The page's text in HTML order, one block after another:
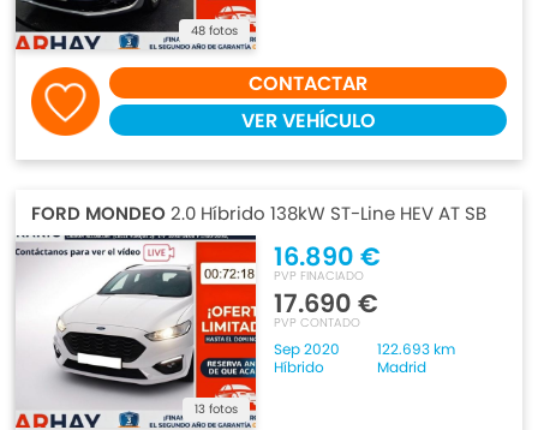
48 fotos
CONTACTAR
VER VEHÍCULO
FORD MONDEO2.0 Híbrido 138kW ST-Line HEV AT SB
13 fotos
16.890 €
PVP FINACIADO
17.690 €
PVP CONTADO
Sep 2020
122.693 km
Híbrido
Madrid